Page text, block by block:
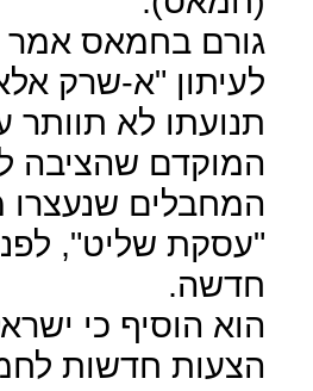
לעיתון "א-שרק
תנועתו לא תוותר
המוקדם שהציבה
המחבלים
"עסקת שליט",
חדשה.
הוא הוסיף כי
הצעות חדשות